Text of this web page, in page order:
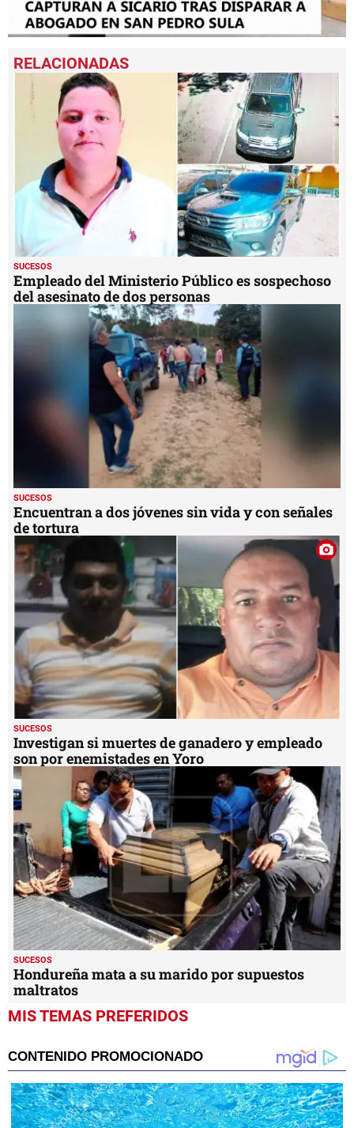
seconds
of
minutes,
SUCESOS
Empleado del Ministerio Público es sospechoso
del asesinato de dos personas
SUCESOS
Encuentran a dos jóvenes sin vida y con señales
de tortura
SUCESOS
Investigan si muertes de ganadero y empleado
son por enemistades en Yoro
SUCESOS
Hondureña mata a su marido por supuestos
maltratos
MIS TEMAS PREFERIDOS